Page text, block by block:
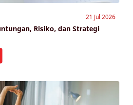
21 Jul 2026
Risiko, dan Strategi